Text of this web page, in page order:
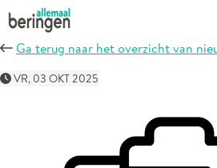
Ga terug naar het overzicht van
VR, 03 OKT 2025